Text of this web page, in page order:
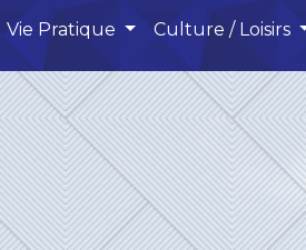
Vie Pratique Culture / Loisirs